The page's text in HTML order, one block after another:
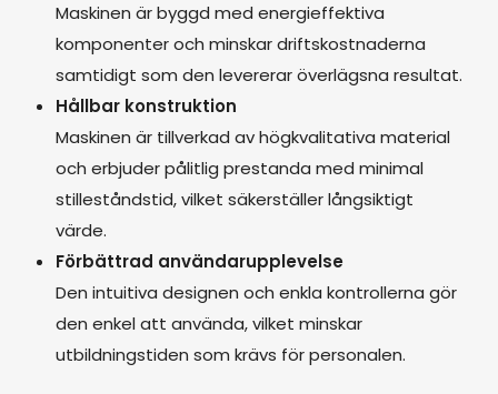
Maskinen är byggd med energieffektiva
komponenter och minskar driftskostnaderna
samtidigt som den levererar överlägsna resultat.
Hållbar konstruktion
Maskinen är tillverkad av högkvalitativa material
och erbjuder pålitlig prestanda med minimal
stilleståndstid, vilket säkerställer långsiktigt
värde.
Förbättrad användarupplevelse
Den intuitiva designen och enkla kontrollerna gör
den enkel att använda, vilket minskar
utbildningstiden som krävs för personalen.